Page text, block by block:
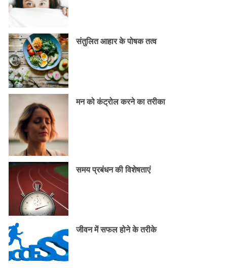
संतुलित आहार के पोषक तत्व
मन को कंट्रोल करने का तरीका
समय प्रबंधन की विशेषताएं
जीवन में सफल होने के तरीके